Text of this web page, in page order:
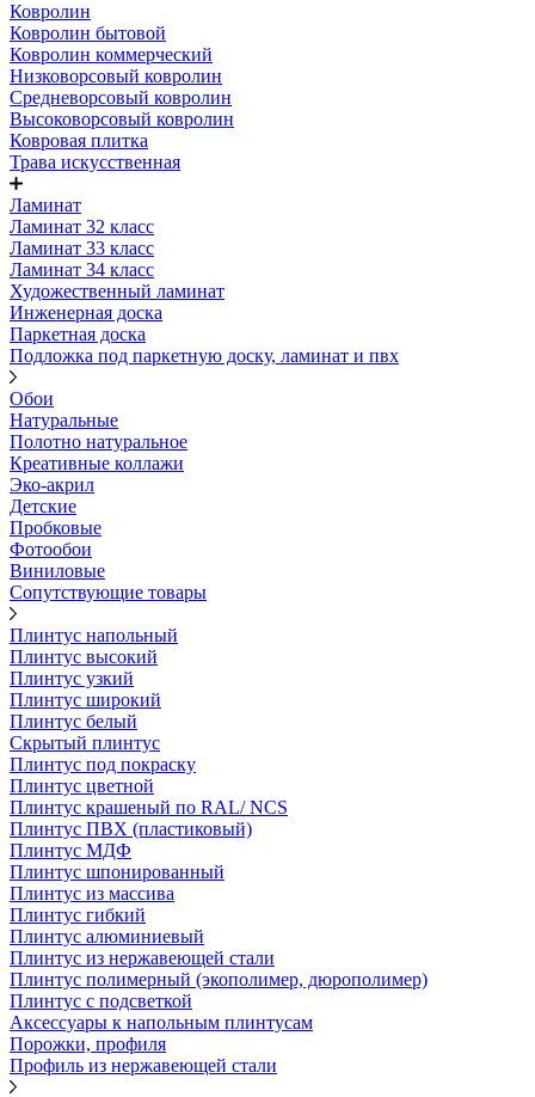
Ковролин
Ковролин бытовой
Ковролин коммерческий
Низковорсовый ковролин
Средневорсовый ковролин
Высоковорсовый ковролин
Ковровая плитка
Трава искусственная
Ламинат
Ламинат 32 класс
Ламинат 33 класс
Ламинат 34 класс
Художественный ламинат
Инженерная доска
Паркетная доска
Подложка под паркетную доску, ламинат и пвх
Обои
Натуральные
Полотно натуральное
Креативные коллажи
Эко-акрил
Детские
Пробковые
Фотообои
Виниловые
Сопутствующие товары
Плинтус напольный
Плинтус высокий
Плинтус узкий
Плинтус широкий
Плинтус белый
Скрытый плинтус
Плинтус под покраску
Плинтус цветной
Плинтус крашеный по RAL/ NCS
Плинтус ПВХ (пластиковый)
Плинтус МДФ
Плинтус шпонированный
Плинтус из массива
Плинтус гибкий
Плинтус алюминиевый
Плинтус из нержавеющей стали
Плинтус полимерный (экополимер, дюрополимер)
Плинтус с подсветкой
Аксессуары к напольным плинтусам
Порожки, профиля
Профиль из нержавеющей стали